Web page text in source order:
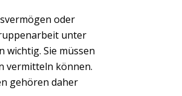
oder
unter
wichtig. Sie müssen
vermitteln können.
gehören daher